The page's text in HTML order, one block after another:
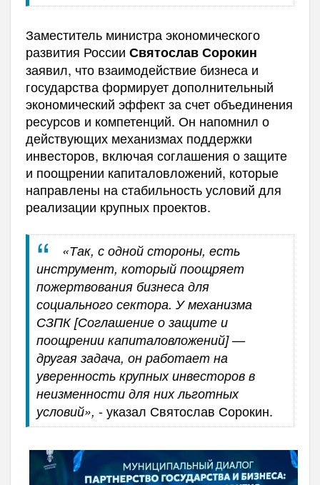
Заместитель министра экономического
развития России Святослав Сорокин
заявил, что взаимодействие бизнеса и
государства формирует дополнительный
экономический эффект за счет объединения
ресурсов и компетенций. Он напомнил о
действующих механизмах поддержки
инвесторов, включая соглашения о защите
и поощрении капиталовложений, которые
направлены на стабильность условий для
реализации крупных проектов.
«Так, с одной стороны, есть
инструмент, который поощряет
пожертвования бизнеса для
социального сектора. У механизма
СЗПК [Соглашение о защите и
поощрении капиталовложений] —
другая задача, он работает на
уверенность крупных инвесторов в
неизменности для них льготных
условий», - указал Святослав Сорокин.